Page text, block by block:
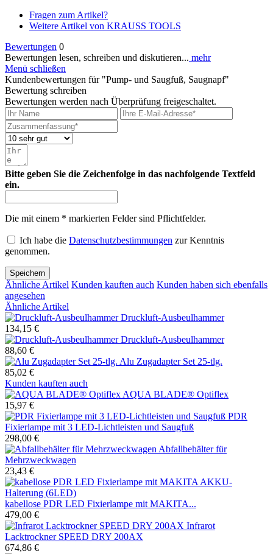
Fragen zum Artikel?
Weitere Artikel von KRAUSS TOOLS
Bewertungen 0
Bewertungen lesen, schreiben und diskutieren... mehr
Menü schließen
Kundenbewertungen für "Pump- und Saugfuß, Saugnapf"
Bewertung schreiben
Bewertungen werden nach Überprüfung freigeschaltet.
Bitte geben Sie die Zeichenfolge in das nachfolgende Textfeld
ein.
Die mit einem * markierten Felder sind Pflichtfelder.
Ich habe die Datenschutzbestimmungen zur Kenntnis
genommen.
Speichern
Ähnliche Artikel Kunden kauften auch Kunden haben sich ebenfalls
angesehen
Ähnliche Artikel
Druckluft-Ausbeulhammer
134,15 €
Druckluft-Ausbeulhammer
88,60 €
Alu Zugadapter Set 25-tlg.
85,02 €
Kunden kauften auch
AQUA BLADE® Optiflex
15,97 €
PDR
Fixierlampe mit 3 LED-Lichtleisten und Saugfuß
298,00 €
Abfallbehälter für
Mehrzweckwagen
23,43 €
kabellose PDR LED Fixierlampe mit MAKITA...
479,00 €
Infrarot
Lacktrockner SPEED DRY 200AX
674,86 €